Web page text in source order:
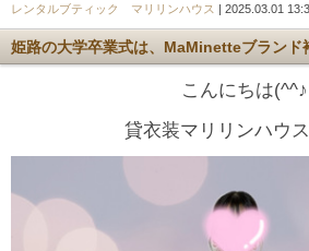
レンタルブティック マリリンハウス | 2025.03.01
姫路の大学卒業式は、MaMinetteブランド
こんにちは(^^♪
貸衣装マリリンハウス